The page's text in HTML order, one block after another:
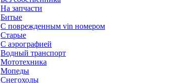
На запчасти
Битые
С поврежденным vin номером
Старые
С аэрографией
Водный транспорт
Мототехника
Мопеды
Снегоходы